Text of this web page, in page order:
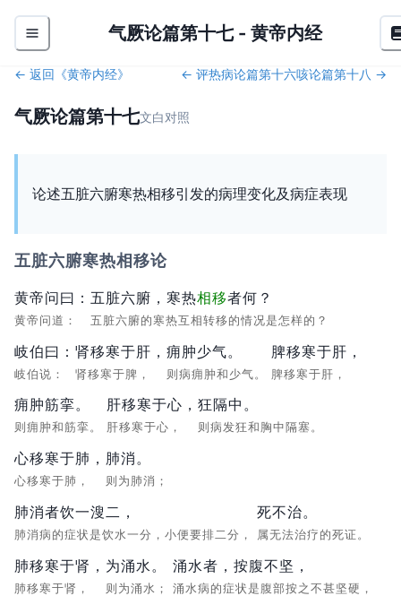
气厥论篇第十七- 黄帝内经
← 返回《黄帝内经》 ← 评热病论篇第十六咳论篇第十八 →
气厥论篇第十七文白对照
论述五脏六腑寒热相移引发的病理变化及病症表现
五脏六腑寒热相移论
黄帝问曰：
黄帝问道：
五脏六腑，寒热相移者何？
五脏六腑的寒热互相转移的情况是怎样的？
岐伯曰：
岐伯说：
肾移寒于肝，
肾移寒于脾，
痈肿少气。
则病痈肿和少气。
脾移寒于肝，
脾移寒于肝，
痈肿筋挛。
则痈肿和筋挛。
肝移寒于心，
肝移寒于心，
狂隔中。
则病发狂和胸中隔塞。
心移寒于肺，
心移寒于肺，
肺消。
则为肺消；
肺消者饮一溲二，
肺消病的症状是饮水一分，小便要排二分，
死不治。
属无法治疗的死证。
肺移寒于肾，
肺移寒于肾，
为涌水。
则为涌水；
涌水者，按腹不坚，
涌水病的症状是腹部按之不甚坚硬，